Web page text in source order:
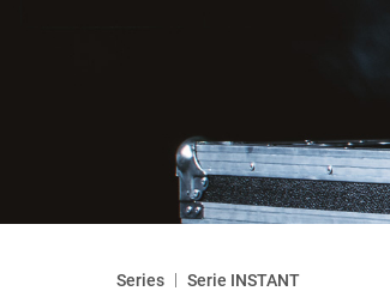
Series | Serie INSTANT